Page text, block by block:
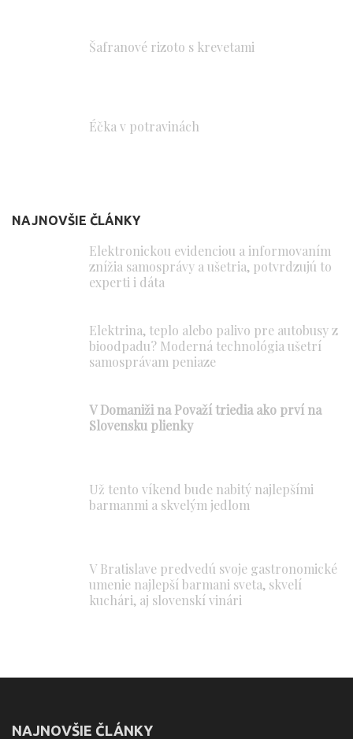
Šafranové rizoto s krevetami
Éčka v potravinách
NAJNOVŠIE ČLÁNKY
Elektronickou evidenciou a informovaním
znížia samosprávy a ušetria, potvrdzujú to
experti i dáta
Elektrina, teplo alebo palivo pre autobusy z
bioodpadu? Moderná technológia ušetrí
samosprávam peniaze
V Domaniži na Považí triedia ako prví na
Slovensku plienky
Už tento víkend bude nabitý najlepšími
barmanmi a skvelým jedlom
V Bratislave predvedú svoje gastronomické
umenie najlepší barmani sveta, skvelí
kuchári, aj slovenskí vinári
NAJNOVŠIE ČLÁNKY